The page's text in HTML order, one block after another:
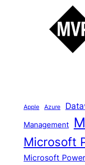
Apple Azure
Management
Microsoft
Microsoft